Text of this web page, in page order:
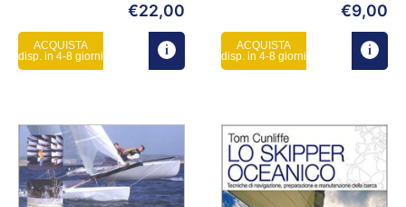
€22,00
ACQUISTA
disp. in 4-8 giorni
€9,00
ACQUISTA
disp. in 4-8 giorni